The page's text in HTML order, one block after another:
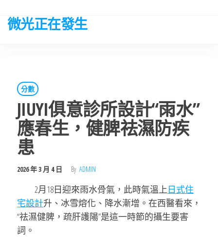
微光正在發生
分數
JIUYI俱意診所設計“雨水”
應春生，健脾祛濕防疾
患
2026 年 3 月 4 日 By ADMIN
2月18日迎來雨水骨氣，此時氣溫上日式住
宅設計升、冰雪熔化、降水漸增。在西醫看來，
“祛濕健脾，疏肝護陽”是這一時節的攝生要害
詞。